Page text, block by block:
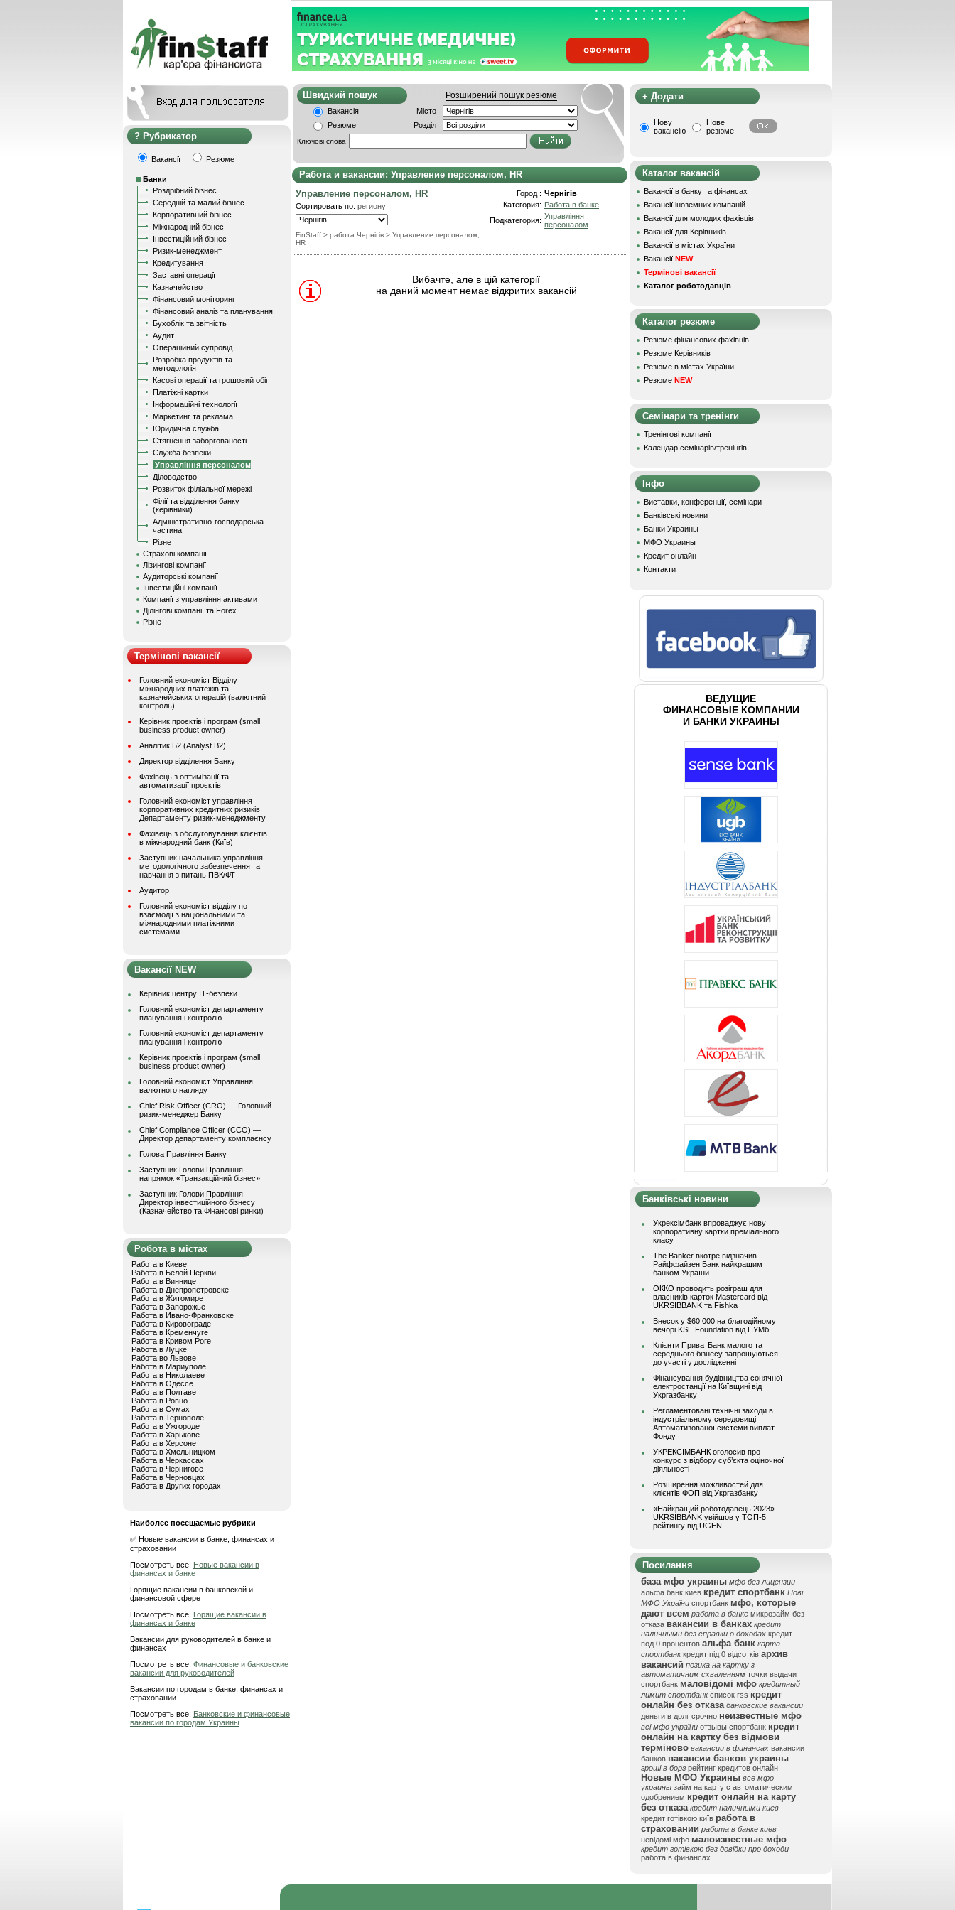
Рубрикатор
Вакансії Резюме
Банки
Роздрібний бізнес
Середній та малий бізнес
Корпоративний бізнес
Міжнародний бізнес
Інвестиційний бізнес
Ризик-менеджмент
Кредитування
Заставні операції
Казначейство
Фінансовий моніторинг
Фінансовий аналіз та планування
Бухоблік та звітність
Аудит
Операційний супровід
Розробка продуктів та
методологія
Касові операції та грошовий обіг
Платіжні картки
Інформаційні технології
Маркетинг та реклама
Юридична служба
Стягнення заборгованості
Служба безпеки
Управління персоналом
Діловодство
Розвиток філіальної мережі
Філії та відділення банку
(керівники)
Адміністративно-господарська
частина
Різне
Страхові компанії
Лізингові компанії
Аудиторські компанії
Інвестиційні компанії
Компанії з управління активами
Ділінгові компанії та Forex
Різне
Термінові вакансії
Головний економіст Відділу
міжнародних платежів та
казначейських операцій (валютний
контроль)
Керівник проєктів і програм (small
business product owner)
Аналітик Б2 (Analyst B2)
Директор відділення Банку
Фахівець з оптимізації та
автоматизації проєктів
Головний економіст управління
корпоративних кредитних ризиків
Департаменту ризик-менеджменту
Фахівець з обслуговування клієнтів
в міжнародний банк (Київ)
Заступник начальника управління
методологічного забезпечення та
навчання з питань ПВК/ФТ
Аудитор
Головний економіст відділу по
взаємодії з національними та
міжнародними платіжними
системами
Вакансії NEW
Керівник центру ІТ-безпеки
Головний економіст департаменту
планування і контролю
Головний економіст департаменту
планування і контролю
Керівник проєктів і програм (small
business product owner)
Головний економіст Управління
валютного нагляду
Chief Risk Officer (CRO) — Головний
ризик-менеджер Банку
Chief Compliance Officer (CCO) —
Директор департаменту комплаєнсу
Голова Правління Банку
Заступник Голови Правління -
напрямок «Транзакційний бізнес»
Заступник Голови Правління —
Директор інвестиційного бізнесу
(Казначейство та Фінансові ринки)
Робота в містах
Работа в Киеве
Работа в Белой Церкви
Работа в Виннице
Работа в Днепропетровске
Работа в Житомире
Работа в Запорожье
Работа в Ивано-Франковске
Работа в Кировограде
Работа в Кременчуге
Работа в Кривом Роге
Работа в Луцке
Работа во Львове
Работа в Мариуполе
Работа в Николаеве
Работа в Одессе
Работа в Полтаве
Работа в Ровно
Работа в Сумах
Работа в Тернополе
Работа в Ужгороде
Работа в Харькове
Работа в Херсоне
Работа в Хмельницком
Работа в Черкассах
Работа в Чернигове
Работа в Черновцах
Работа в Других городах
Наиболее посещаемые рубрики
✅ Новые вакансии в банке, финансах и
страховании
Посмотреть все: Новые вакансии в
финансах и банке
Горящие вакансии в банковской и
финансовой сфере
Посмотреть все: Горящие вакансии в
финансах и банке
Вакансии для руководителей в банке и
финансах
Посмотреть все: Финансовые и банковские
вакансии для руководителей
Вакансии по городам в банке, финансах и
страховании
Посмотреть все: Банковские и финансовые
вакансии по городам Украины
Швидкий пошук Розширений пошук резюме
Вакансія
Місто
Резюме
Розділ
Ключові слова
Работа и вакансии: Управление персоналом, HR
Управление персоналом, HR
Сортировать по: региону
FinStaff > работа Чернігів > Управление персоналом,
HR
Город : Чернігів
Категория: Работа в банке
Подкатегория: Управління
персоналом
Вибачте, але в цій категорії
на даний момент немає відкритих вакансій
+ Додати
Нову
вакансію
Нове
резюме
Каталог вакансій
Вакансії в банку та фінансах
Вакансії іноземних компаній
Вакансії для молодих фахівців
Вакансії для Керівників
Вакансії в містах України
Вакансії NEW
Термінові вакансії
Каталог роботодавців
Каталог резюме
Резюме фінансових фахівців
Резюме Керівників
Резюме в містах України
Резюме NEW
Семінари та тренінги
Тренінгові компанії
Календар семінарів/тренінгів
Інфо
Виставки, конференції, семінари
Банківські новини
Банки Украины
МФО Украины
Кредит онлайн
Контакти
ВЕДУЩИЕ
ФИНАНСОВЫЕ КОМПАНИИ
И БАНКИ УКРАИНЫ
Банківські новини
Укрексімбанк впроваджує нову
корпоративну картки преміального
класу
The Banker вкотре відзначив
Райффайзен Банк найкращим
банком України
ОККО проводить розіграш для
власників карток Mastercard від
UKRSIBBANK та Fishka
Внесок у $60 000 на благодійному
вечорі KSE Foundation від ПУМб
Клієнти ПриватБанк малого та
середнього бізнесу запрошуються
до участі у дослідженні
Фінансування будівництва сонячної
електростанції на Київщині від
Укргазбанку
Регламентовані технічні заходи в
індустріальному середовищі
Автоматизованої системи виплат
Фонду
УКРЕКСІМБАНК оголосив про
конкурс з відбору суб’єкта оціночної
діяльності
Розширення можливостей для
клієнтів ФОП від Укргазбанку
«Найкращий роботодавець 2023»
UKRSIBBANK увійшов у ТОП-5
рейтингу від UGEN
Посилання
база мфо украины мфо без лицензии
альфа банк киев кредит спортбанк Нові
МФО України спортбанк мфо, которые
дают всем работа в банке микрозайм без
отказа вакансии в банках кредит
наличными без справки о доходах кредит
под 0 процентов альфа банк карта
спортбанк кредит під 0 відсотків архив
вакансий позика на картку з
автоматичним схваленням точки выдачи
спортбанк маловідомі мфо кредитный
лимит спортбанк список rss кредит
онлайн без отказа банковские вакансии
деньги в долг срочно неизвестные мфо
всі мфо україни отзывы спортбанк кредит
онлайн на картку без відмови
терміново вакансии в финансах вакансии
банков вакансии банков украины
гроші в борг рейтинг кредитов онлайн
Новые МФО Украины все мфо
украины займ на карту с автоматическим
одобрением кредит онлайн на карту
без отказа кредит наличными киев
кредит готівкою київ работа в
страховании работа в банке киев
невідомі мфо малоизвестные мфо
кредит готівкою без довідки про доходи
работа в финансах